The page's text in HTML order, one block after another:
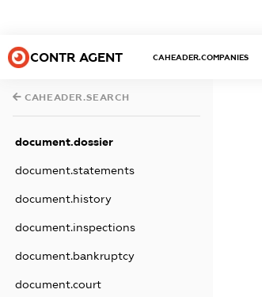
CONTR AGENT CAHEADER.COMPANIES
CAHEADER.SEARCH
document.dossier
document.statements
document.history
document.inspections
document.bankruptcy
document.court